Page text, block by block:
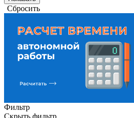
Сбросить
Фильтр
Скрыть фильтр